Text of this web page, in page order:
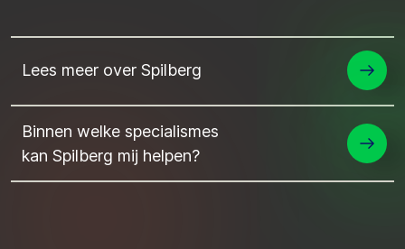
Lees meer over Spilberg
Binnen welke specialismes
kan Spilberg mij helpen?